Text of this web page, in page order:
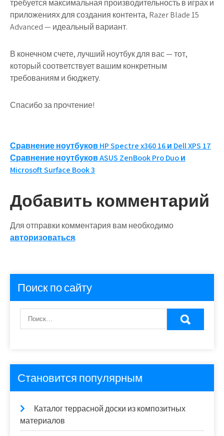
требуется максимальная производительность в играх и
приложениях для создания контента, Razer Blade 15
Advanced — идеальный вариант.
В конечном счете, лучший ноутбук для вас — тот,
который соответствует вашим конкретным
требованиям и бюджету.
Спасибо за прочтение!
Навигация
по
Сравнение ноутбуков HP Spectre x360 16 и Dell XPS 17
Сравнение ноутбуков ASUS ZenBook Pro Duo и
Microsoft Surface Book 3
Добавить комментарий
Для отправки комментария вам необходимо
авторизоваться.
Поиск по сайту
Становится популярным
Каталог террасной доски из композитных
материалов